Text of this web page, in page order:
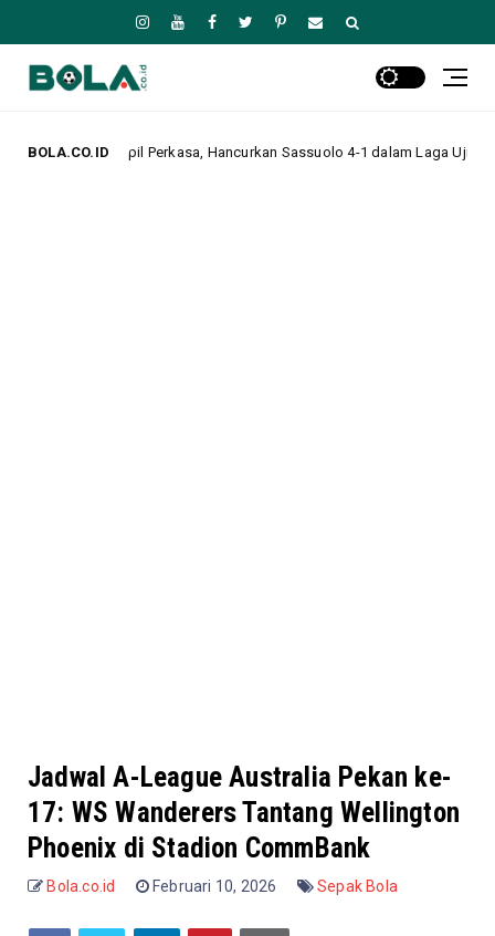
BOLA.CO.ID
Hancurkan Sassuolo 4-1 dalam Laga Uji Coba Pramusim
Jadwal A-League Australia Pekan ke-
17: WS Wanderers Tantang Wellington
Phoenix di Stadion CommBank
Bola.co.id Februari 10, 2026 Sepak Bola